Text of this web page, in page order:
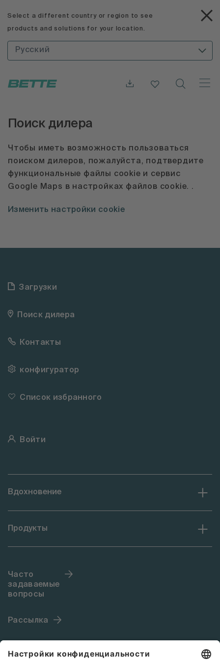
Select a different country or region to see
products and solutions for your location.
Русский
Поиск дилера
Чтобы иметь возможность пользоваться
поиском дилеров, пожалуйста, подтвердите
функциональные файлы cookie и сервис
Google Maps в настройках файлов cookie. .
Изменить настройки cookie
Загрузки
Поиск дилера
Контакты
конфигуратор
Список избранного
Войти
Вдохновение
Продукты
Часто
задаваемые
вопросы
Рассылка